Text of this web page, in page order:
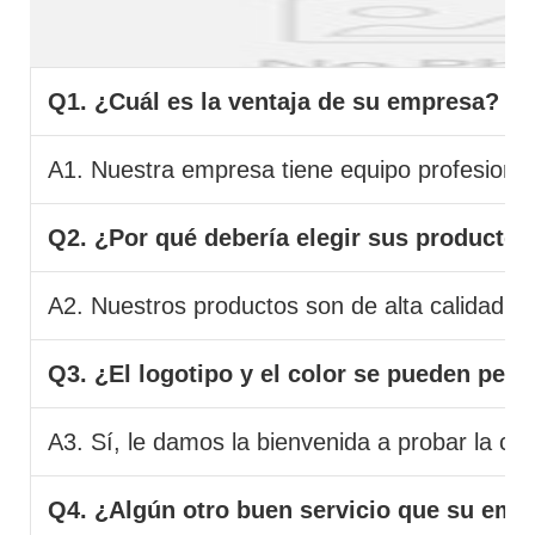
Q1. ¿Cuál es la ventaja de su empresa?
A1. Nuestra empresa tiene equipo
Q2. ¿Por qué debería elegir sus
A2. Nuestros productos son de alta calidad y
Q3. ¿El logotipo y el color se pueden
A3. Sí, le damos la bienvenida a probar la
Q4. ¿Algún otro buen servicio que su